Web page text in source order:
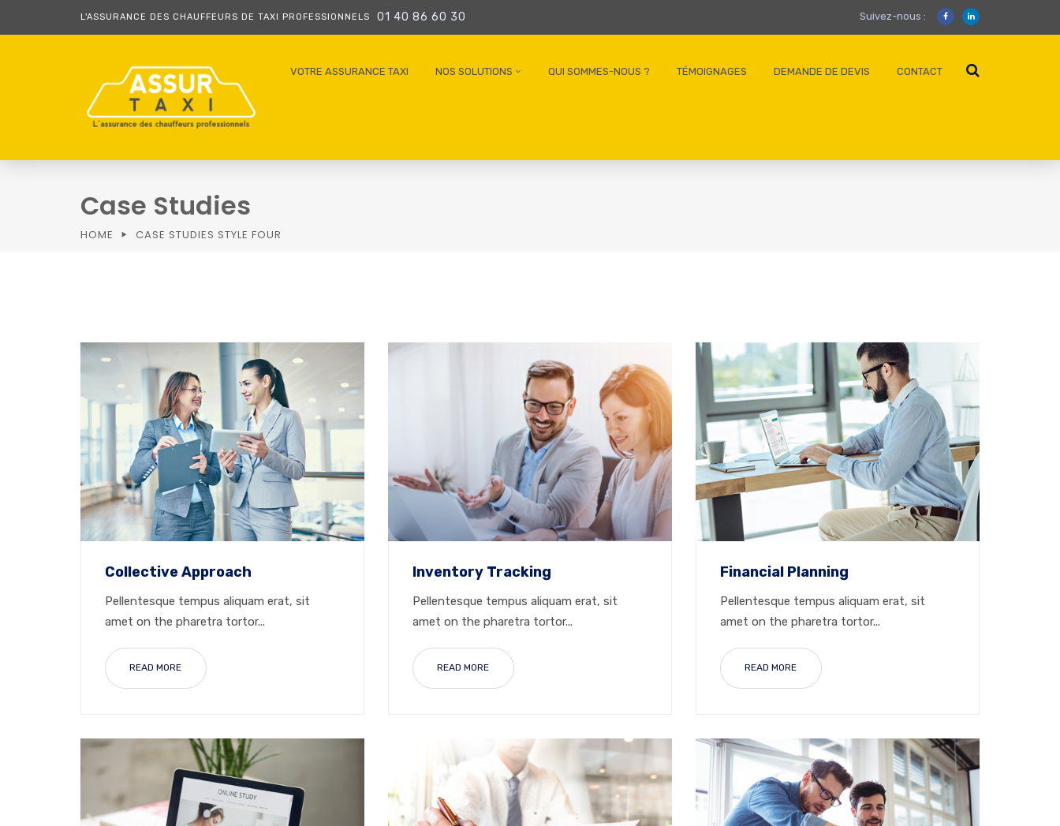
L'ASSURANCE DES CHAUFFEURS DE TAXI PROFESSIONNELS 01 40 86 60 30 Suivez-nous :
VOTRE ASSURANCE TAXI NOS SOLUTIONS QUI SOMMES-NOUS ? TÉMOIGNAGES DEMANDE DE DEVIS CONTACT
Case Studies
HOME CASE STUDIES STYLE FOUR
Collective Approach
Pellentesque tempus aliquam erat, sit
amet on the pharetra tortor...
READ MORE
Inventory Tracking
Pellentesque tempus aliquam erat, sit
amet on the pharetra tortor...
READ MORE
Financial Planning
Pellentesque tempus aliquam erat, sit
amet on the pharetra tortor...
READ MORE